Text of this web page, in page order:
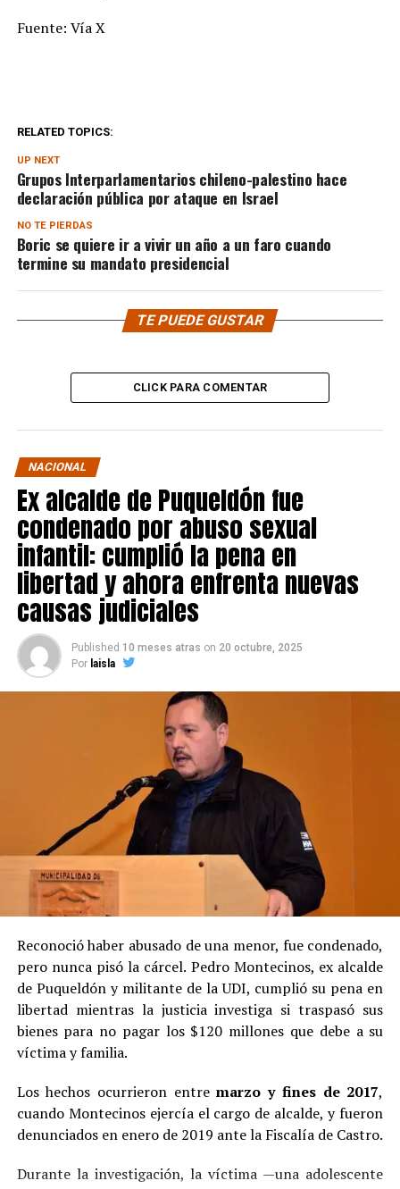
Fuente: Vía X
RELATED TOPICS:
UP NEXT
Grupos Interparlamentarios chileno-palestino hace
declaración pública por ataque en Israel
NO TE PIERDAS
Boric se quiere ir a vivir un año a un faro cuando
termine su mandato presidencial
TE PUEDE GUSTAR
CLICK PARA COMENTAR
NACIONAL
Ex alcalde de Puqueldón fue
condenado por abuso sexual
infantil: cumplió la pena en
libertad y ahora enfrenta nuevas
causas judiciales
Published 10 meses atras on 20 octubre, 2025
Por laisla
Reconoció haber abusado de una menor, fue condenado,
pero nunca pisó la cárcel. Pedro Montecinos, ex alcalde
de Puqueldón y militante de la UDI, cumplió su pena en
libertad mientras la justicia investiga si traspasó sus
bienes para no pagar los $120 millones que debe a su
víctima y familia.
Los hechos ocurrieron entremarzo y fines de 2017,
cuando Montecinos ejercía el cargo de alcalde, y fueron
denunciados en enero de 2019 ante la Fiscalía de Castro.
Durante la investigación, la víctima —una adolescente